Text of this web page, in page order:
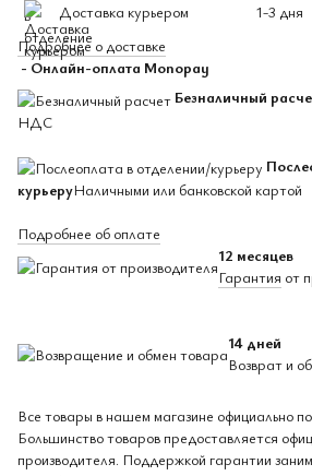
Доставка курьером
1-3 дня
Подробнее о доставке
- Онлайн-оплата Monopay
Безналичный
НДС
курьеруНаличными или банковской картой
Подробнее об оплате
12 месяцев
Гарантия от
14 дней
Возврат и
Все товары в нашем магазине официально
Большинство товаров предоставляется
производителя. Поддержкой гарантии